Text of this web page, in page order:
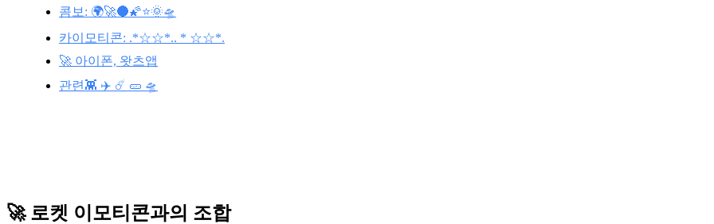
콤보: 🌍🚀🌑🌠⭐🌞🛸
카이모티콘: .*☆☆*.. * ☆☆*.
🚀 아이폰, 왓츠앱
관련👾 ✈️ ☄️ 🥒 🛸
🚀 로켓 이모티콘과의 조합